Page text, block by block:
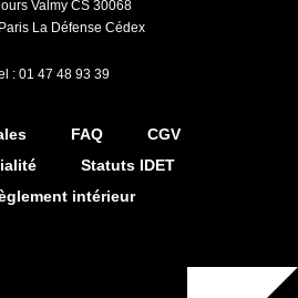
Valmy CS 30068
La Défense Cédex
: 01 47 48 93 39
FAQ
CGV
Statuts IDET
intérieur